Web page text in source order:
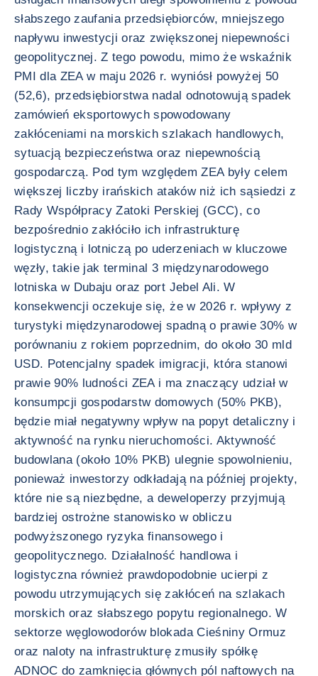
słabszego zaufania przedsiębiorców, mniejszego
napływu inwestycji oraz zwiększonej niepewności
geopolitycznej. Z tego powodu, mimo że wskaźnik
PMI dla ZEA w maju 2026 r. wyniósł powyżej 50
(52,6), przedsiębiorstwa nadal odnotowują spadek
zamówień eksportowych spowodowany
zakłóceniami na morskich szlakach handlowych,
sytuacją bezpieczeństwa oraz niepewnością
gospodarczą. Pod tym względem ZEA były celem
większej liczby irańskich ataków niż ich sąsiedzi z
Rady Współpracy Zatoki Perskiej (GCC), co
bezpośrednio zakłóciło ich infrastrukturę
logistyczną i lotniczą po uderzeniach w kluczowe
węzły, takie jak terminal 3 międzynarodowego
lotniska w Dubaju oraz port Jebel Ali. W
konsekwencji oczekuje się, że w 2026 r. wpływy z
turystyki międzynarodowej spadną o prawie 30% w
porównaniu z rokiem poprzednim, do około 30 mld
USD. Potencjalny spadek imigracji, która stanowi
prawie 90% ludności ZEA i ma znaczący udział w
konsumpcji gospodarstw domowych (50% PKB),
będzie miał negatywny wpływ na popyt detaliczny i
aktywność na rynku nieruchomości. Aktywność
budowlana (około 10% PKB) ulegnie spowolnieniu,
ponieważ inwestorzy odkładają na później projekty,
które nie są niezbędne, a deweloperzy przyjmują
bardziej ostrożne stanowisko w obliczu
podwyższonego ryzyka finansowego i
geopolitycznego. Działalność handlowa i
logistyczna również prawdopodobnie ucierpi z
powodu utrzymujących się zakłóceń na szlakach
morskich oraz słabszego popytu regionalnego. W
sektorze węglowodorów blokada Cieśniny Ormuz
oraz naloty na infrastrukturę zmusiły spółkę
ADNOC do zamknięcia głównych pól naftowych na